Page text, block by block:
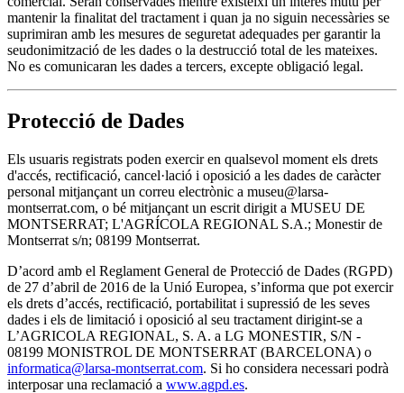
mantenir la finalitat del tractament i quan ja no siguin necessàries se
suprimiran amb les mesures de seguretat adequades per garantir la
seudonimització de les dades o la destrucció total de les mateixes.
No es comunicaran les dades a tercers, excepte obligació legal.
Protecció de Dades
Els usuaris registrats poden exercir en qualsevol moment els drets
d'accés, rectificació, cancel·lació i oposició a les dades de caràcter
personal mitjançant un correu electrònic a museu@larsa-
montserrat.com, o bé mitjançant un escrit dirigit a MUSEU DE
MONTSERRAT; L'AGRÍCOLA REGIONAL S.A.; Monestir de
Montserrat s/n; 08199 Montserrat.
D’acord amb el Reglament General de Protecció de Dades (RGPD)
de 27 d’abril de 2016 de la Unió Europea, s’informa que pot exercir
els drets d’accés, rectificació, portabilitat i supressió de les seves
dades i els de limitació i oposició al seu tractament dirigint-se a
L’AGRICOLA REGIONAL, S. A. a LG MONESTIR, S/N -
08199 MONISTROL DE MONTSERRAT (BARCELONA) o
informatica@larsa-montserrat.com. Si ho considera necessari podrà
interposar una reclamació a www.agpd.es.